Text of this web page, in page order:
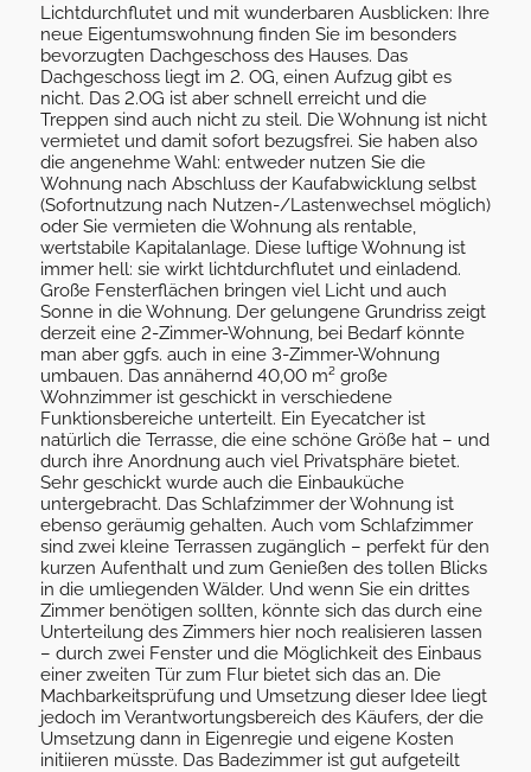
Lichtdurchflutet und mit wunderbaren Ausblicken: Ihre
neue Eigentumswohnung finden Sie im besonders
bevorzugten Dachgeschoss des Hauses. Das
Dachgeschoss liegt im 2. OG, einen Aufzug gibt es
nicht. Das 2.OG ist aber schnell erreicht und die
Treppen sind auch nicht zu steil. Die Wohnung ist nicht
vermietet und damit sofort bezugsfrei. Sie haben also
die angenehme Wahl: entweder nutzen Sie die
Wohnung nach Abschluss der Kaufabwicklung selbst
(Sofortnutzung nach Nutzen-/Lastenwechsel möglich)
oder Sie vermieten die Wohnung als rentable,
wertstabile Kapitalanlage. Diese luftige Wohnung ist
immer hell: sie wirkt lichtdurchflutet und einladend.
Große Fensterflächen bringen viel Licht und auch
Sonne in die Wohnung. Der gelungene Grundriss zeigt
derzeit eine 2-Zimmer-Wohnung, bei Bedarf könnte
man aber ggfs. auch in eine 3-Zimmer-Wohnung
umbauen. Das annähernd 40,00 m² große
Wohnzimmer ist geschickt in verschiedene
Funktionsbereiche unterteilt. Ein Eyecatcher ist
natürlich die Terrasse, die eine schöne Größe hat – und
durch ihre Anordnung auch viel Privatsphäre bietet.
Sehr geschickt wurde auch die Einbauküche
untergebracht. Das Schlafzimmer der Wohnung ist
ebenso geräumig gehalten. Auch vom Schlafzimmer
sind zwei kleine Terrassen zugänglich – perfekt für den
kurzen Aufenthalt und zum Genießen des tollen Blicks
in die umliegenden Wälder. Und wenn Sie ein drittes
Zimmer benötigen sollten, könnte sich das durch eine
Unterteilung des Zimmers hier noch realisieren lassen
– durch zwei Fenster und die Möglichkeit des Einbaus
einer zweiten Tür zum Flur bietet sich das an. Die
Machbarkeitsprüfung und Umsetzung dieser Idee liegt
jedoch im Verantwortungsbereich des Käufers, der die
Umsetzung dann in Eigenregie und eigene Kosten
initiieren müsste. Das Badezimmer ist gut aufgeteilt